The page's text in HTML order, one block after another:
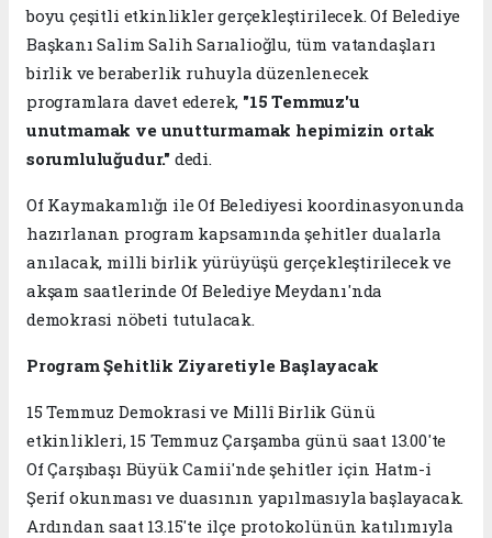
boyu çeşitli etkinlikler gerçekleştirilecek. Of Belediye
Başkanı Salim Salih Sarıalioğlu, tüm vatandaşları
birlik ve beraberlik ruhuyla düzenlenecek
programlara davet ederek, "15 Temmuz'u
unutmamak ve unutturmamak hepimizin ortak
sorumluluğudur." dedi.
Of Kaymakamlığı ile Of Belediyesi koordinasyonunda
hazırlanan program kapsamında şehitler dualarla
anılacak, milli birlik yürüyüşü gerçekleştirilecek ve
akşam saatlerinde Of Belediye Meydanı'nda
demokrasi nöbeti tutulacak.
Program Şehitlik Ziyaretiyle Başlayacak
15 Temmuz Demokrasi ve Millî Birlik Günü
etkinlikleri, 15 Temmuz Çarşamba günü saat 13.00'te
Of Çarşıbaşı Büyük Camii'nde şehitler için Hatm-i
Şerif okunması ve duasının yapılmasıyla başlayacak.
Ardından saat 13.15'te ilçe protokolünün katılımıyla